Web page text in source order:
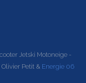
Jetski Motoneige -
Petit & Energie 06